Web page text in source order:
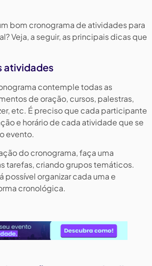
bom cronograma de atividades para
Veja, a seguir, as principais dicas que
atividades
contemple todas as
de oração, cursos, palestras,
etc. É preciso que cada participante
e horário de cada atividade que se
evento.
do cronograma, faça uma
tarefas, criando grupos temáticos.
possível organizar cada uma e
cronológica.